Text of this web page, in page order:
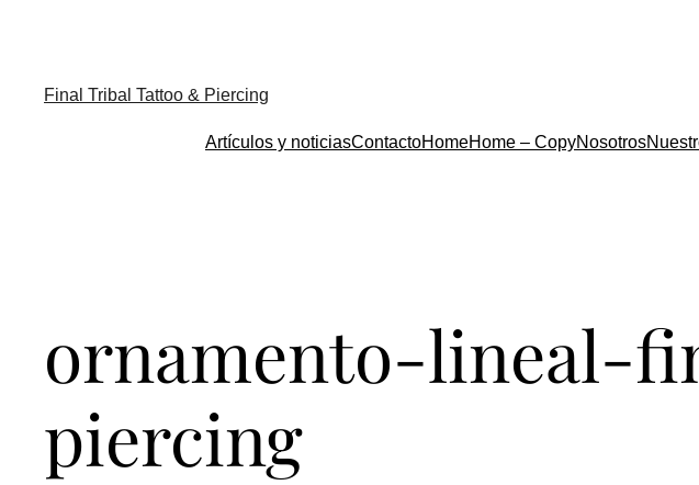
Final Tribal Tattoo & Piercing
Artículos y noticiasContactoHomeHome – CopyNosotros
ornamento-lineal-
piercing